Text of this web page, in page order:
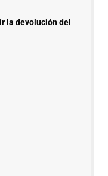
la devolución del